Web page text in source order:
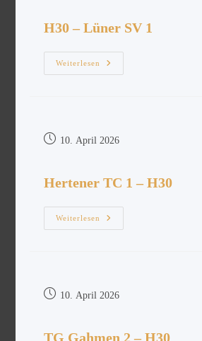
H30 – Lüner SV 1
Weiterlesen
10. April 2026
Hertener TC 1 – H30
Weiterlesen
10. April 2026
TG Gahmen 2 – H30